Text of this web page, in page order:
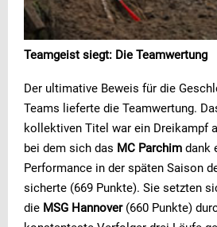
Teamgeist siegt: Die Teamwertung
Der ultimative Beweis für die
Teams lieferte die Teamwertung.
kollektiven Titel war ein Dreikampf
bei dem sich das MC Parchim dank
Performance in der späten Saison
sicherte (669 Punkte). Sie setzten
die MSG Hannover(660 Punkte)